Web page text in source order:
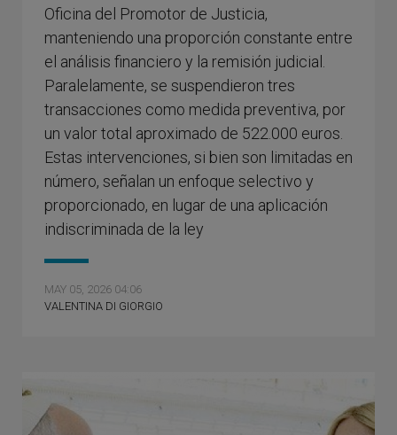
Oficina del Promotor de Justicia,
manteniendo una proporción constante entre
el análisis financiero y la remisión judicial.
Paralelamente, se suspendieron tres
transacciones como medida preventiva, por
un valor total aproximado de 522.000 euros.
Estas intervenciones, si bien son limitadas en
número, señalan un enfoque selectivo y
proporcionado, en lugar de una aplicación
indiscriminada de la ley
MAY 05, 2026 04:06
VALENTINA DI GIORGIO